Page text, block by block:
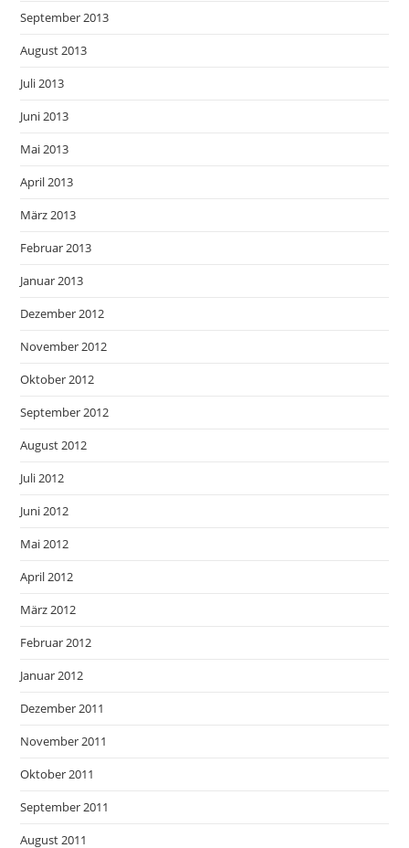
September 2013
August 2013
Juli 2013
Juni 2013
Mai 2013
April 2013
März 2013
Februar 2013
Januar 2013
Dezember 2012
November 2012
Oktober 2012
September 2012
August 2012
Juli 2012
Juni 2012
Mai 2012
April 2012
März 2012
Februar 2012
Januar 2012
Dezember 2011
November 2011
Oktober 2011
September 2011
August 2011